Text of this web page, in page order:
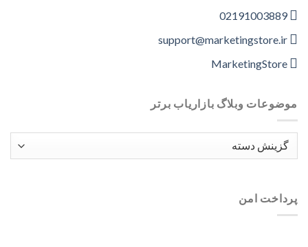
02191003889
موضوعات وبلاگ بازاریاب برتر
موضوعات
وبلاگ
پرداخت امن